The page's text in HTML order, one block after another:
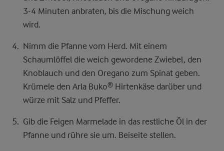
3-4 Minuten anbraten, bis die Mischung weich
wird.
Nimm die Pfanne vom Herd. Mit einem
Schaumlöffel die weich gewordene Zwiebel, den
Knoblauch und den Oregano zum Spinat geben.
Krümele den Arla Buko® Hirtenkäse darüber und
würze mit Salz und Pfeffer.
Gib die Feigen Marmelade in das restliche Öl in der
Pfanne und rühre sie um. Beiseite stellen.